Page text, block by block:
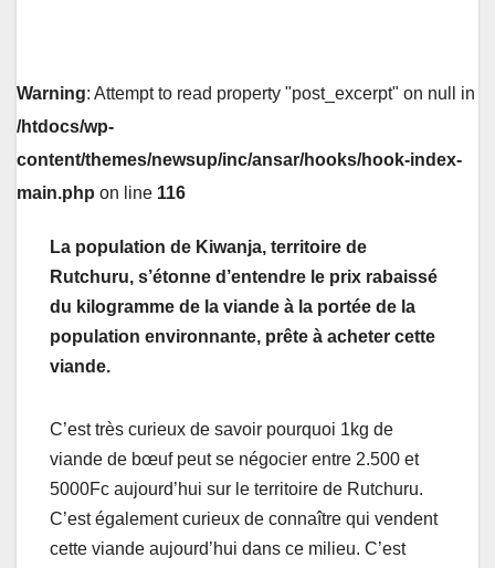
Warning: Attempt to read property "post_excerpt" on null in
/htdocs/wp-
content/themes/newsup/inc/ansar/hooks/hook-index-
main.php on line 116
La population de Kiwanja, territoire de
Rutchuru, s’étonne d’entendre le prix rabaissé
du kilogramme de la viande à la portée de la
population environnante, prête à acheter cette
viande.
C’est très curieux de savoir pourquoi 1kg de
viande de bœuf peut se négocier entre 2.500 et
5000Fc aujourd’hui sur le territoire de Rutchuru.
C’est également curieux de connaître qui vendent
cette viande aujourd’hui dans ce milieu. C’est